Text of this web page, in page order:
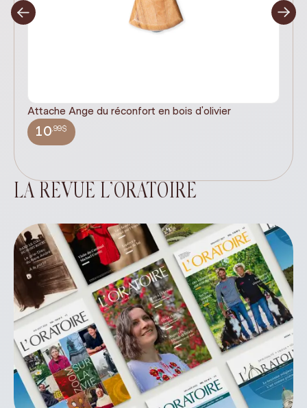
Attache Ange du réconfort en bois d'olivier
10,99$
LA REVUE L’ORATOIRE